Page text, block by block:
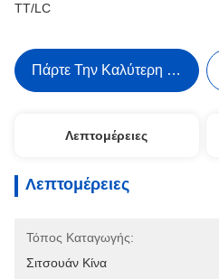
TT/LC
Πάρτε Την Καλύτερη Τιμή
Λεπτομέρειες
Λεπτομέρειες
Τόπος Καταγωγής:
Σιτσουάν Κίνα